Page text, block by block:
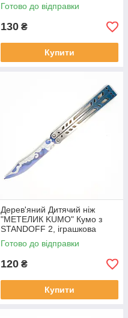
Готово до відправки
130 ₴
Купити
Дерев'яний Дитячий ніж
"МЕТЕЛИК KUMO" Кумо з
STANDOFF 2, іграшкова
зброя
Готово до відправки
120 ₴
Купити